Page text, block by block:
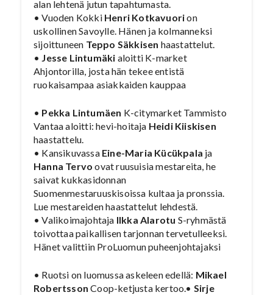
alan lehtenä jutun tapahtumasta.
• Vuoden KokkiHenri Kotkavuorion
uskollinen Savoylle. Hänen ja kolmanneksi
sijoittuneen Teppo Säkkisen haastattelut.
• Jesse Lintumäki aloitti K-market
Ahjontorilla, josta hän tekee entistä
ruokaisampaa asiakkaiden kauppaa
• Pekka Lintumäen K-citymarket Tammisto
Vantaa aloitti: hevi-hoitaja Heidi Kiiskisen
haastattelu.
• KansikuvassaEine-Maria Kücükpala ja
Hanna Tervoovat ruusuisia mestareita, he
saivat kukkasidonnan
Suomenmestaruuskisoissa kultaa ja pronssia.
Lue mestareiden haastattelut lehdestä.
• Valikoimajohtaja Ilkka Alarotu S-ryhmästä
toivottaa paikallisen tarjonnan tervetulleeksi.
Hänet valittiin ProLuomun puheenjohtajaksi
• Ruotsi on luomussa askeleen edellä: Mikael
Robertsson Coop-ketjusta kertoo.• Sirje